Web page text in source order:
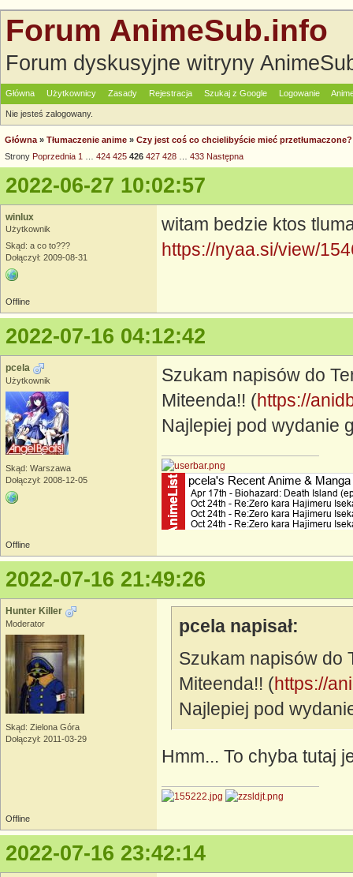
Forum AnimeSub.info
Forum dyskusyjne witryny
Główna Użytkownicy Zasady Rejestracja Szukaj z Google Logowanie
Nie jesteś zalogowany.
Główna » Tłumaczenie anime » Czy jest coś co chcielibyście mieć
Strony Poprzednia 1 424 425 426 427 428 433 Następna
2022-06-27 10:02:57
winlux
Użytkownik
Skąd: a co to???
Dołączył: 2009-08-31
witam bedzie ktos
https://nyaa.si/view/
Offline
2022-07-16 04:12:42
pcela
Użytkownik
Skąd: Warszawa
Dołączył: 2008-12-05
Szukam napisów do
Miteenda!! (https://
Najlepiej pod wydanie
Offline
2022-07-16 21:49:26
Hunter Killer
Moderator
Skąd: Zielona Góra
Dołączył: 2011-03-29
pcela napisał:
Szukam napisów do
Miteenda!! (https://
Najlepiej pod
Hmm... To chyba tutaj
Offline
2022-07-16 23:42:14